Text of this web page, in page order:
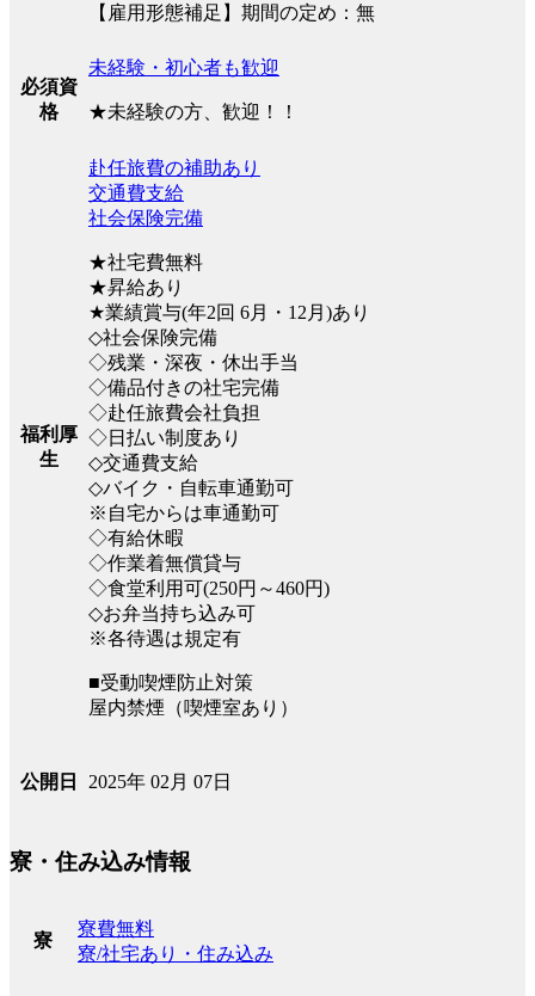
【雇用形態補足】期間の定め：無
必須資
格
未経験・初心者も歓迎
★未経験の方、歓迎！！
福利厚
生
赴任旅費の補助あり
交通費支給
社会保険完備
★社宅費無料
★昇給あり
★業績賞与(年2回 6月・12月)あり
◇社会保険完備
◇残業・深夜・休出手当
◇備品付きの社宅完備
◇赴任旅費会社負担
◇日払い制度あり
◇交通費支給
◇バイク・自転車通勤可
※自宅からは車通勤可
◇有給休暇
◇作業着無償貸与
◇食堂利用可(250円～460円)
◇お弁当持ち込み可
※各待遇は規定有
■受動喫煙防止対策
屋内禁煙（喫煙室あり）
公開日 2025年 02月 07日
寮・住み込み情報
寮
寮費無料
寮/社宅あり・住み込み